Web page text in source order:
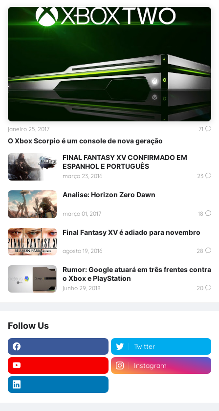
O Xbox Scorpio é um console de nova geração
janeiro 25, 2017 71
FINAL FANTASY XV CONFIRMADO EM
ESPANHOL E PORTUGUÊS
março 23, 2016 23
Analise: Horizon Zero Dawn
março 01, 2017 18
Final Fantasy XV é adiado para novembro
agosto 19, 2016 28
Rumor: Google atuará em três frentes contra
o Xbox e PlayStation
junho 29, 2018 20
Follow Us
Twitter
Instagram